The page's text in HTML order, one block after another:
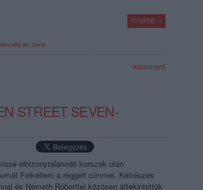
TOVÁBB →
és zene
komment
STREET SEVEN-
elbizonytalanodó korszak után
Felkeltem a reggelt címmel. Kétrészes
és Németh Róberttel közösen áttekintettük